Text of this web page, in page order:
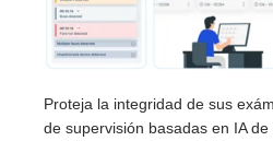
Proteja la integridad de sus
de supervisión basadas en IA